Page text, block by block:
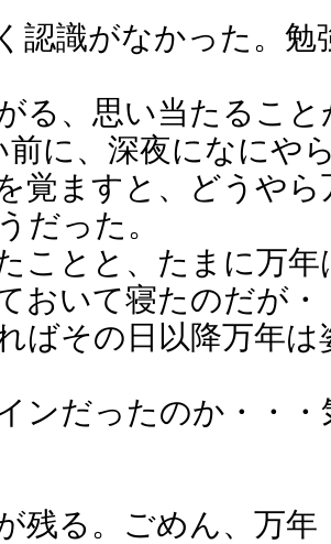
認識がなかった。
る、思い当たること
前に、深夜になにや
覚ますと、どうや
だった。
ことと、たまに万
おいて寝たのだが・
ばその日以降万年
ンだったのか・・
残る。ごめん、万年